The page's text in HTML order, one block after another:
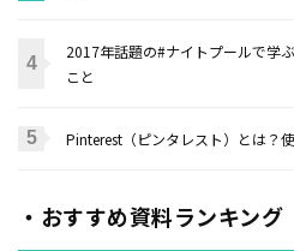
2017年話題の#ナイトプールで学
こと
Pinterest（ピンタレスト）とは？
・おすすめ資料ランキング